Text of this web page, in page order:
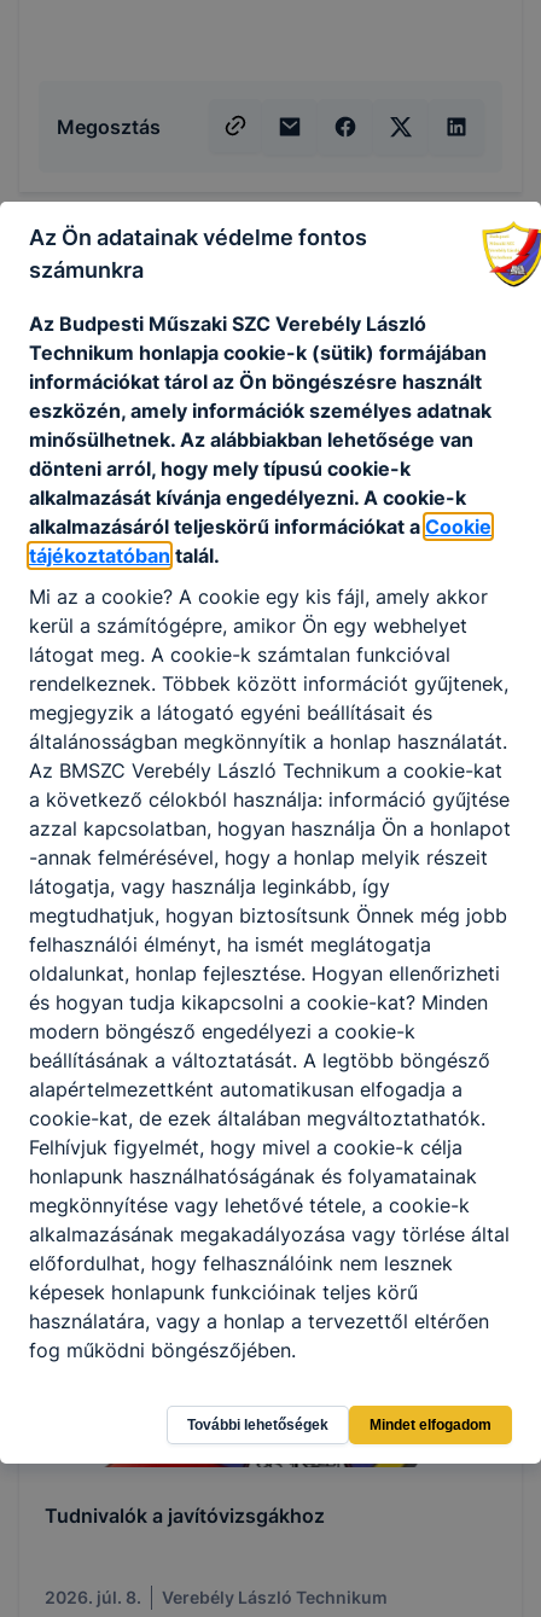
Megosztás
KAPCSOLÓDÓ HÍREK
Verebély - A tanév legjobb Pillanatai videó
2026. júl. 24. Verebély László Technikum
Trambulin Ösztöndíj a Verebélyes diákoknak
2026. júl. 21. Verebély László Technikum
Tudnivalók a javítóvizsgákhoz
2026. júl. 8. Verebély László Technikum
Az Ön adatainak védelme fontos
számunkra
Az Budpesti Műszaki SZC Verebély László
Technikum honlapja cookie-k (sütik) formájában
információkat tárol az Ön böngészésre használt
eszközén, amely információk személyes adatnak
minősülhetnek. Az alábbiakban lehetősége van
dönteni arról, hogy mely típusú cookie-k
alkalmazását kívánja engedélyezni. A cookie-k
alkalmazásáról teljeskörű információkat a Cookie
tájékoztatóban talál.
Mi az a cookie? A cookie egy kis fájl, amely akkor
kerül a számítógépre, amikor Ön egy webhelyet
látogat meg. A cookie-k számtalan funkcióval
rendelkeznek. Többek között információt gyűjtenek,
megjegyzik a látogató egyéni beállításait és
általánosságban megkönnyítik a honlap használatát.
Az BMSZC Verebély László Technikum a cookie-kat
a következő célokból használja: információ gyűjtése
azzal kapcsolatban, hogyan használja Ön a honlapot
-annak felmérésével, hogy a honlap melyik részeit
látogatja, vagy használja leginkább, így
megtudhatjuk, hogyan biztosítsunk Önnek még jobb
felhasználói élményt, ha ismét meglátogatja
oldalunkat, honlap fejlesztése. Hogyan ellenőrizheti
és hogyan tudja kikapcsolni a cookie-kat? Minden
modern böngésző engedélyezi a cookie-k
beállításának a változtatását. A legtöbb böngésző
alapértelmezettként automatikusan elfogadja a
cookie-kat, de ezek általában megváltoztathatók.
Felhívjuk figyelmét, hogy mivel a cookie-k célja
honlapunk használhatóságának és folyamatainak
megkönnyítése vagy lehetővé tétele, a cookie-k
alkalmazásának megakadályozása vagy törlése által
előfordulhat, hogy felhasználóink nem lesznek
képesek honlapunk funkcióinak teljes körű
használatára, vagy a honlap a tervezettől eltérően
fog működni böngészőjében.
További lehetőségek Mindet elfogadom